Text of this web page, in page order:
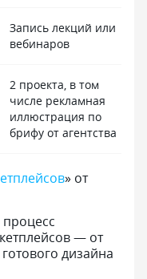
Запись лекций или
вебинаров
2 проекта, в том
числе рекламная
иллюстрация по
брифу от агентства
» от
процесс
— от
дизайна